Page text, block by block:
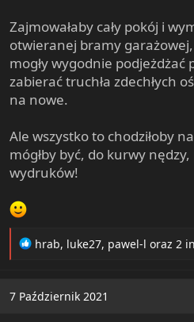
Zajmowałaby cały pokój i
otwieranej bramy
mogły wygodnie
zabierać truchła zdechłych
na nowe.
Ale wszystko to chodziłoby
mógłby być, do kurwy
wydruków!
R
c
t
hrab, luke27, pawel-l oraz 2
7 Październik 2021